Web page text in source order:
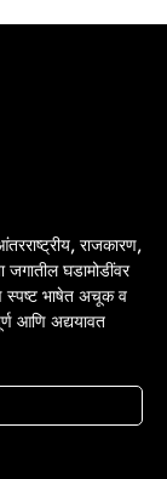
राजकारण,
जगातील घडामोडींवर
स्पष्ट भाषेत अचूक व
आणि अद्ययावत